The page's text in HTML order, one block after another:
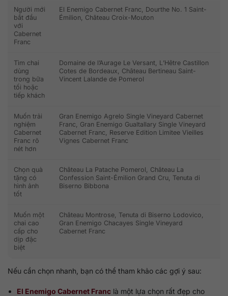
Người mới
bắt đầu
với
Cabernet
Franc
El Enemigo Cabernet Franc, Dourthe No. 1 Saint-
Émilion, Château Croix-Mouton
Tìm chai
dùng
trong bữa
tối hoặc
tiếp khách
Domaine de l’Aurage Le Versant, L’Hêtre Castillon
Cotes de Bordeaux, Château Bertineau Saint-
Vincent Lalande de Pomerol
Muốn trải
nghiệm
Cabernet
Franc rõ
nét hơn
Gran Enemigo Agrelo Single Vineyard Cabernet
Franc, Gran Enemigo Gualtallary Single Vineyard
Cabernet Franc, Reserve Edition Limitee Vieilles
Vignes Cabernet Franc
Chọn quà
tặng có
hình ảnh
tốt
Château La Patache Pomerol, Château La
Confession Saint-Émilion Grand Cru, Tenuta di
Biserno Bibbona
Muốn một
chai cao
cấp cho
dịp đặc
biệt
Château Montrose, Tenuta di Biserno Lodovico,
Gran Enemigo Chacayes Single Vineyard
Cabernet Franc
Nếu cần chọn nhanh, bạn có thể tham khảo các gợi ý sau:
El Enemigo Cabernet Franc là một lựa chọn rất đẹp cho